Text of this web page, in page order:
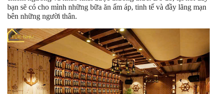
bạn sẽ có cho mình những bữa ăn ấm áp, tinh tế và đầy lãng mạn
bên những người thân.